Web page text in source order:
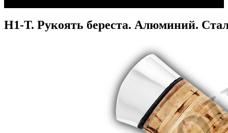
Н1-Т. Рукоять береста. Алюминий.